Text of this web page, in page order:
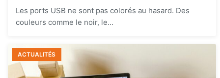
Les ports USB ne sont pas colorés au hasard. Des
couleurs comme le noir, le...
ACTUALITÉS